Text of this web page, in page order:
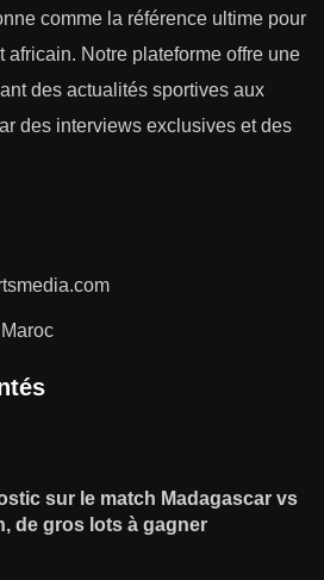
comme la référence ultime pour
africain. Notre plateforme offre une
des actualités sportives aux
des interviews exclusives et des
sur le match Madagascar vs
de gros lots à gagner